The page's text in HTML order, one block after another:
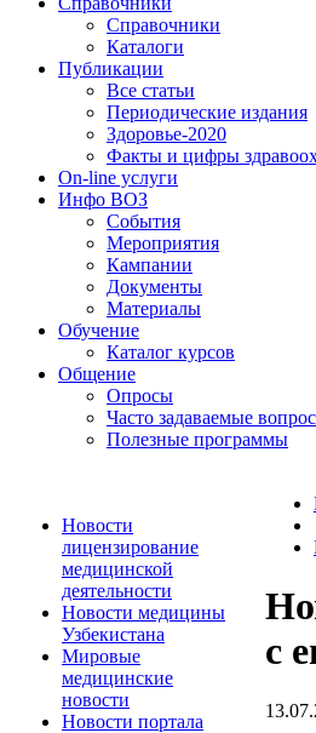
Справочники
Каталоги
Публикации
Все статьи
Периодические издания
Здоровье-2020
Факты и цифры
On-line услуги
Инфо ВОЗ
События
Мероприятия
Кампании
Документы
Материалы
Обучение
Каталог курсов
Общение
Опросы
Часто задаваемые
Полезные программы
Новости
лицензирование
медицинской
деятельности
Новости медицины
Узбекистана
Мировые
медицинские
новости
Новости портала
с